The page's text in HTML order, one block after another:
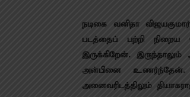
நடிகை வனிதா
படத்தைப் பற்றி நிறைய
இருக்கிறேன்.
அன்பினை உணர்ந்தேன்.
அனைவரிடத்திலும்